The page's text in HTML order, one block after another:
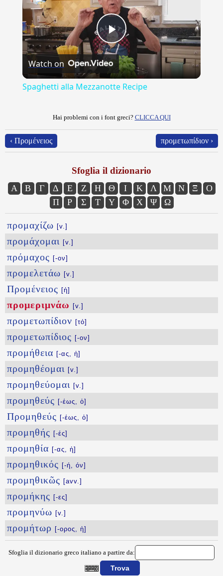
Play
Video
Watch on
Spaghetti alla Mezzanotte Recipe
Hai problemi con i font greci? CLICCA QUI
‹ Προμένειος προμετωπίδιον ›
Sfoglia il dizionario
Α Β Γ Δ Ε Ζ Η Θ Ι Κ Λ Μ Ν Ξ
Ο
Π
Ρ Σ Τ Υ Φ Χ Ψ Ω
προμαχίζω [v.]
προμάχομαι [v.]
πρόμαχος [-ον]
προμελετάω [v.]
Προμένειος [ἡ]
προμεριμνάω [v.]
προμετωπίδιον [τό]
προμετωπίδιος [-ον]
προμήθεια [-ας, ἡ]
προμηθέομαι [v.]
προμηθεύομαι [v.]
προμηθεύς [-έως, ὁ]
Προμηθεύς [-έως, ὁ]
προμηθής [-ές]
προμηθία [-ας, ἡ]
προμηθικός [-ή, όν]
προμηθικῶς [avv.]
προμήκης [-ες]
προμηνύω [v.]
προμήτωρ [-ορος, ἡ]
Sfoglia il dizionario greco italiano a partire da: